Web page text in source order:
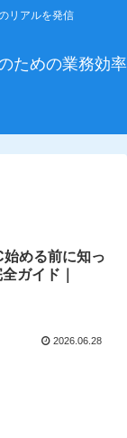
リアルを発信
ための業務効率
める前に知っ
ガイド｜
2026.06.28